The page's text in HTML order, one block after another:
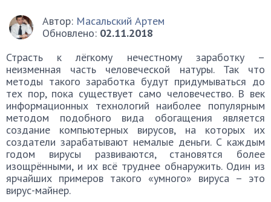
Автор: Масальский Артем
Обновлено: 02.11.2018
Страсть к лёгкому нечестному заработку –
неизменная часть человеческой натуры. Так что
методы такого заработка будут придумываться до
тех пор, пока существует само человечество. В век
информационных технологий наиболее популярным
методом подобного вида обогащения является
создание компьютерных вирусов, на которых их
создатели зарабатывают немалые деньги. С каждым
годом вирусы развиваются, становятся более
изощрёнными, и их всё труднее обнаружить. Один из
ярчайших примеров такого «умного» вируса – это
вирус-майнер.